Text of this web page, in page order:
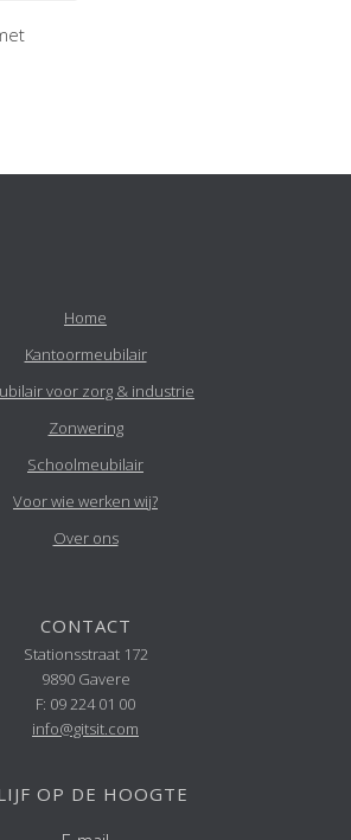
Home
Kantoormeubilair
voor zorg & industrie
Zonwering
Schoolmeubilair
Voor wie werken wij?
Over ons
CONTACT
Stationsstraat 172
9890 Gavere
F: 09 224 01 00
info@gitsit.com
OP DE HOOGTE